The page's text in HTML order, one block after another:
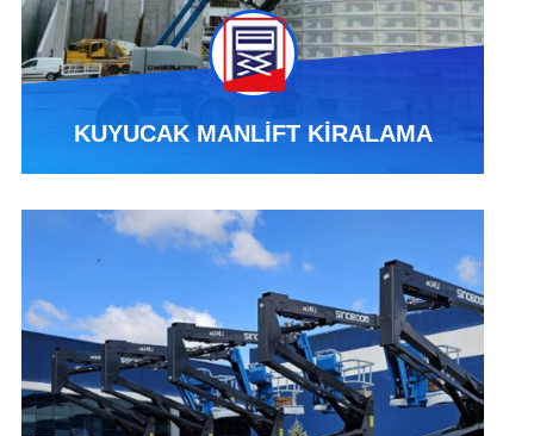
KUYUCAK MANLİFT KİRALAMA